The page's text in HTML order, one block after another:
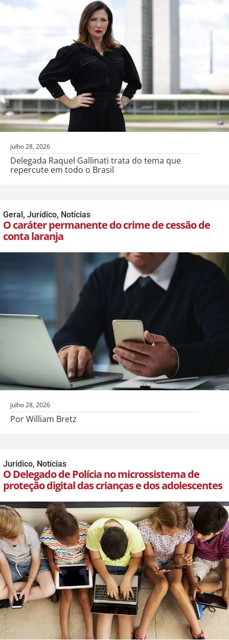
julho 28, 2026
Delegada Raquel Gallinati trata do tema que
repercute em todo o Brasil
Geral, Jurídico, Notícias
O caráter permanente do crime de cessão de
conta laranja
julho 28, 2026
Por William Bretz
Jurídico, Notícias
O Delegado de Polícia no microssistema de
proteção digital das crianças e dos adolescentes